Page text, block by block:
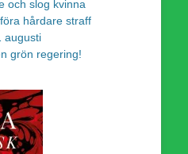
och slog kvinna
hårdare straff
augusti
grön regering!